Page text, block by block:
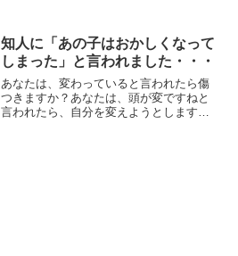
風に思ったこと...
知人に「あの子はおかしくなって
しまった」と言われました・・・
あなたは、変わっていると言われたら傷
つきますか？あなたは、頭が変ですねと
言われたら、自分を変えようとします